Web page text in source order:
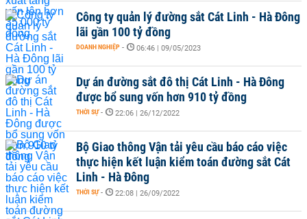
Công ty quản lý đường sắt Cát Linh - Hà Đông
lãi gần 100 tỷ đồng
DOANH NGHIỆP - 06:46 | 09/05/2023
Dự án đường sắt đô thị Cát Linh - Hà Đông
được bổ sung vốn hơn 910 tỷ đồng
THỜI SỰ - 22:06 | 26/12/2022
Bộ Giao thông Vận tải yêu cầu báo cáo việc
thực hiện kết luận kiểm toán đường sắt Cát
Linh - Hà Đông
THỜI SỰ - 22:08 | 26/09/2022